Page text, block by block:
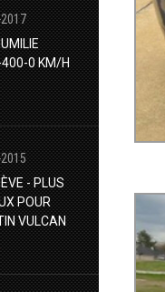
400-0 KM/H
- PLUS
POUR
VULCAN